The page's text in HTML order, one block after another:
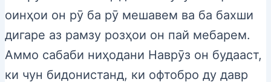
оинҳои он рӯ ба рӯ мешавем ва ба бахши
дигаре аз рамзу розҳои он пай мебарем.
Аммо сабаби ниҳодани Наврӯз он будааст,
ки чун бидонистанд, ки офтобро ду давр